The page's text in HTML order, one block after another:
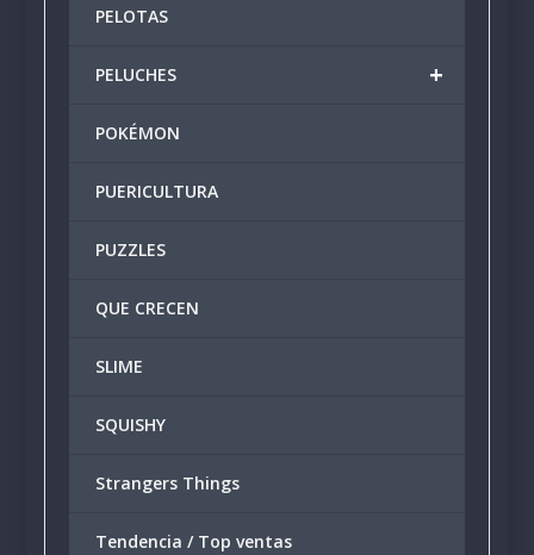
PELOTAS
+
PELUCHES
POKÉMON
PUERICULTURA
PUZZLES
QUE CRECEN
SLIME
SQUISHY
Strangers Things
Tendencia / Top ventas